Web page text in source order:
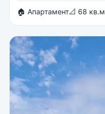
🏠 Апартамент📐 68 кв.м